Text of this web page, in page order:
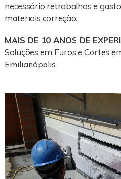
necessário retrabalhos e
materiais correção.
MAIS DE 10 ANOS DE
Soluções em Furos e Cortes
Emilianópolis